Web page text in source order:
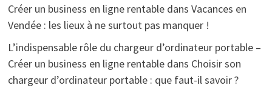
Créer un business en ligne rentabledans Vacances en
Vendée : les lieux à ne surtout pas manquer !
L’indispensable rôle du chargeur d’ordinateur portable –
Créer un business en ligne rentabledans Choisir son
chargeur d’ordinateur portable : que faut-il savoir ?